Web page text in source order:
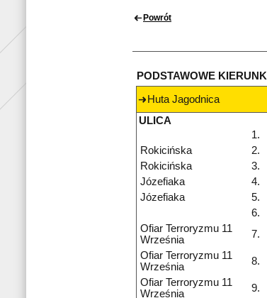
Powrót
PODSTAWOWE KIERUNKI
Huta Jagodnica
ULICA
1.
Rokicińska
2.
Rokicińska
3.
Józefiaka
4.
Józefiaka
5.
6.
Ofiar Terroryzmu 11
Września
7.
Ofiar Terroryzmu 11
Września
8.
Ofiar Terroryzmu 11
Września
9.